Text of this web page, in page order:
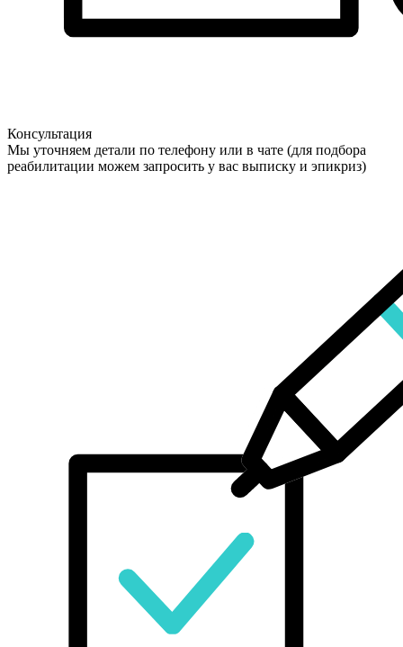
Консультация
Мы уточняем детали по телефону или в чате (для подбора
реабилитации можем запросить у вас выписку и эпикриз)